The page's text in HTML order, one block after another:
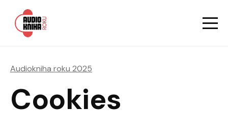
Audiokniha roku 2025
Cookies